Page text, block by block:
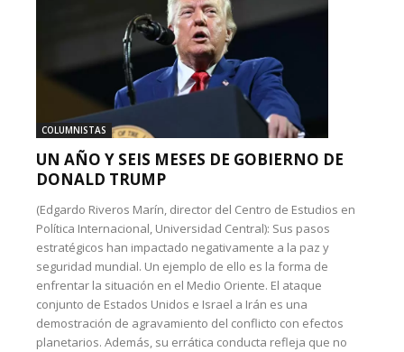
COLUMNISTAS
UN AÑO Y SEIS MESES DE GOBIERNO DE
DONALD TRUMP
(Edgardo Riveros Marín, director del Centro de Estudios en
Política Internacional, Universidad Central): Sus pasos
estratégicos han impactado negativamente a la paz y
seguridad mundial. Un ejemplo de ello es la forma de
enfrentar la situación en el Medio Oriente. El ataque
conjunto de Estados Unidos e Israel a Irán es una
demostración de agravamiento del conflicto con efectos
planetarios. Además, su errática conducta refleja que no